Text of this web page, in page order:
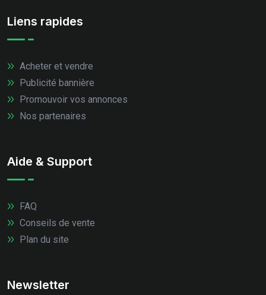
Liens rapides
Acheter et vendre
Publicité bannière
Promouvoir vos annonces
Nos partenaires
Aide & Support
FAQ
Conseils de vente
Plan du site
Newsletter